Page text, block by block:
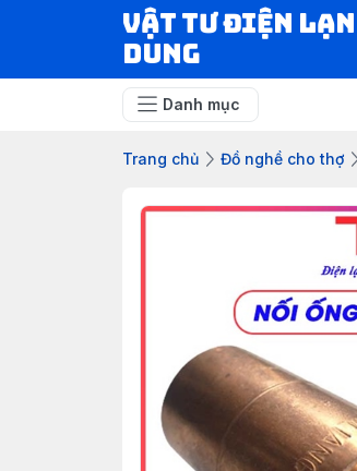
VẬT TƯ ĐIỆN
DUNG
Danh mục
Trang chủ Đồ nghề cho thợ